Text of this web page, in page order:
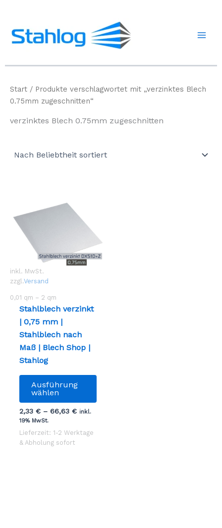
springen
Start / Produkte verschlagwortet mit „verzinktes Blech
0.75mm zugeschnitten“
verzinktes Blech 0.75mm zugeschnitten
inkl. MwSt.
zzgl.Versand
0,01 qm – 2 qm
Stahlblech verzinkt
| 0,75 mm |
Stahlblech nach
Maß | Blech Shop |
Stahlog
Ausführung
wählen
Dieses
weist
2,33€ –66,63€ inkl.
19% MwSt.
Lieferzeit: 1-2 Werktage
& Abholung sofort